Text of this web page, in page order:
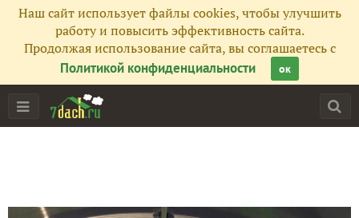
Наш сайт использует файлы cookies, чтобы улучшить
работу и повысить эффективность сайта.
Продолжая использование сайта, вы соглашаетесь с
Политикой конфиденциальности
ок